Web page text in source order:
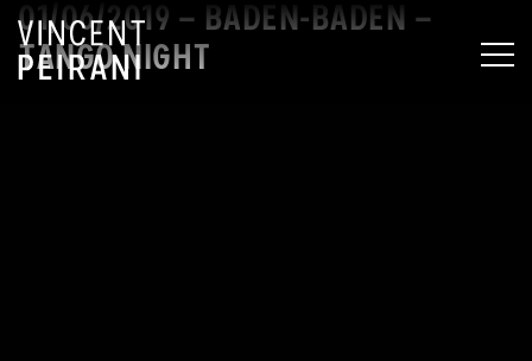
01/06/2019 – BADEN-BADEN –
TANGO NIGHT